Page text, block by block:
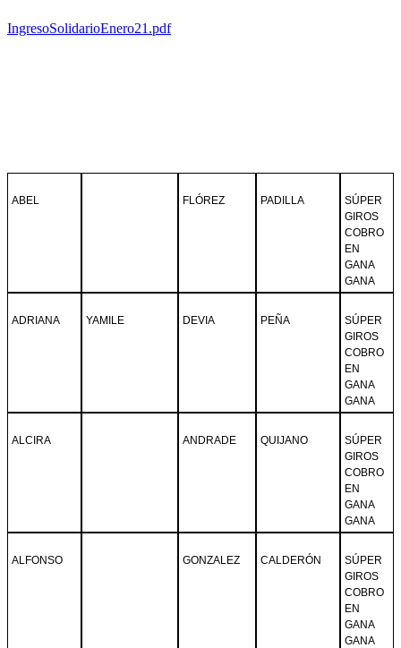
IngresoSolidarioEnero21.pdf
ABEL FLÓREZ PADILLA
SÚPER
GIROS
COBRO
EN
GANA
GANA
ADRIANA YAMILE DEVIA PEÑA
SÚPER
GIROS
COBRO
EN
GANA
GANA
ALCIRA ANDRADE QUIJANO
SÚPER
GIROS
COBRO
EN
GANA
GANA
ALFONSO GONZALEZ CALDERÓN
SÚPER
GIROS
COBRO
EN
GANA
GANA